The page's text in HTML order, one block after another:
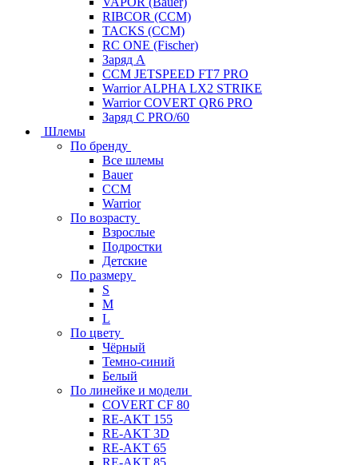
RIBCOR (CCM)
TACKS (CCM)
RC ONE (Fischer)
Заряд А
CCM JETSPEED FT7 PRO
Warrior ALPHA LX2 STRIKE
Warrior COVERT QR6 PRO
Заряд С PRO/60
Шлемы
По бренду
Все шлемы
Bauer
CCM
Warrior
По возрасту
Взрослые
Подростки
Детские
По размеру
S
M
L
По цвету
Чёрный
Темно-синий
Белый
По линейке и модели
COVERT CF 80
RE-AKT 155
RE-AKT 3D
RE-AKT 65
RE-AKT 85